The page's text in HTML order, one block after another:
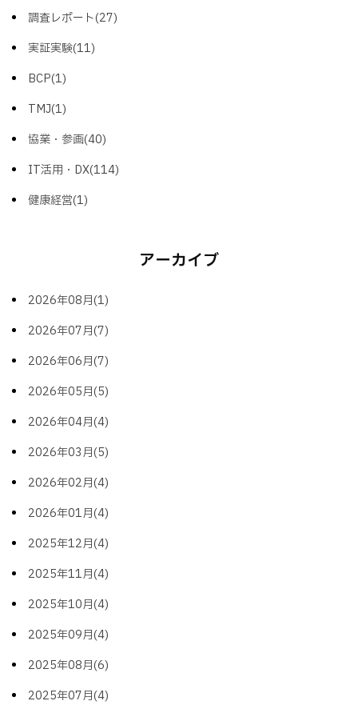
調査レポート(27)
実証実験(11)
BCP(1)
TMJ(1)
協業・参画(40)
IT活用・DX(114)
健康経営(1)
アーカイブ
2026年08月(1)
2026年07月(7)
2026年06月(7)
2026年05月(5)
2026年04月(4)
2026年03月(5)
2026年02月(4)
2026年01月(4)
2025年12月(4)
2025年11月(4)
2025年10月(4)
2025年09月(4)
2025年08月(6)
2025年07月(4)